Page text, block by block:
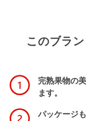
このブラ
完熟果物の
ます。
パッケージ